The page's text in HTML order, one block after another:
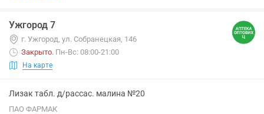
Ужгород 7
г. Ужгород, ул. Собранецкая, 146
Закрыто. Пн-Вс: 08:00-21:00
На карте
Лизак табл. д/рассас. малина №20
ПАО ФАРМАК